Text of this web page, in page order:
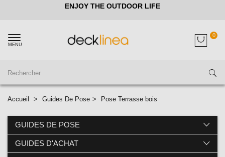
ENJOY THE OUTDOOR LIFE
MENU
0
Accueil > Guides De Pose > Pose Terrasse bois
GUIDES DE POSE
GUIDES D'ACHAT